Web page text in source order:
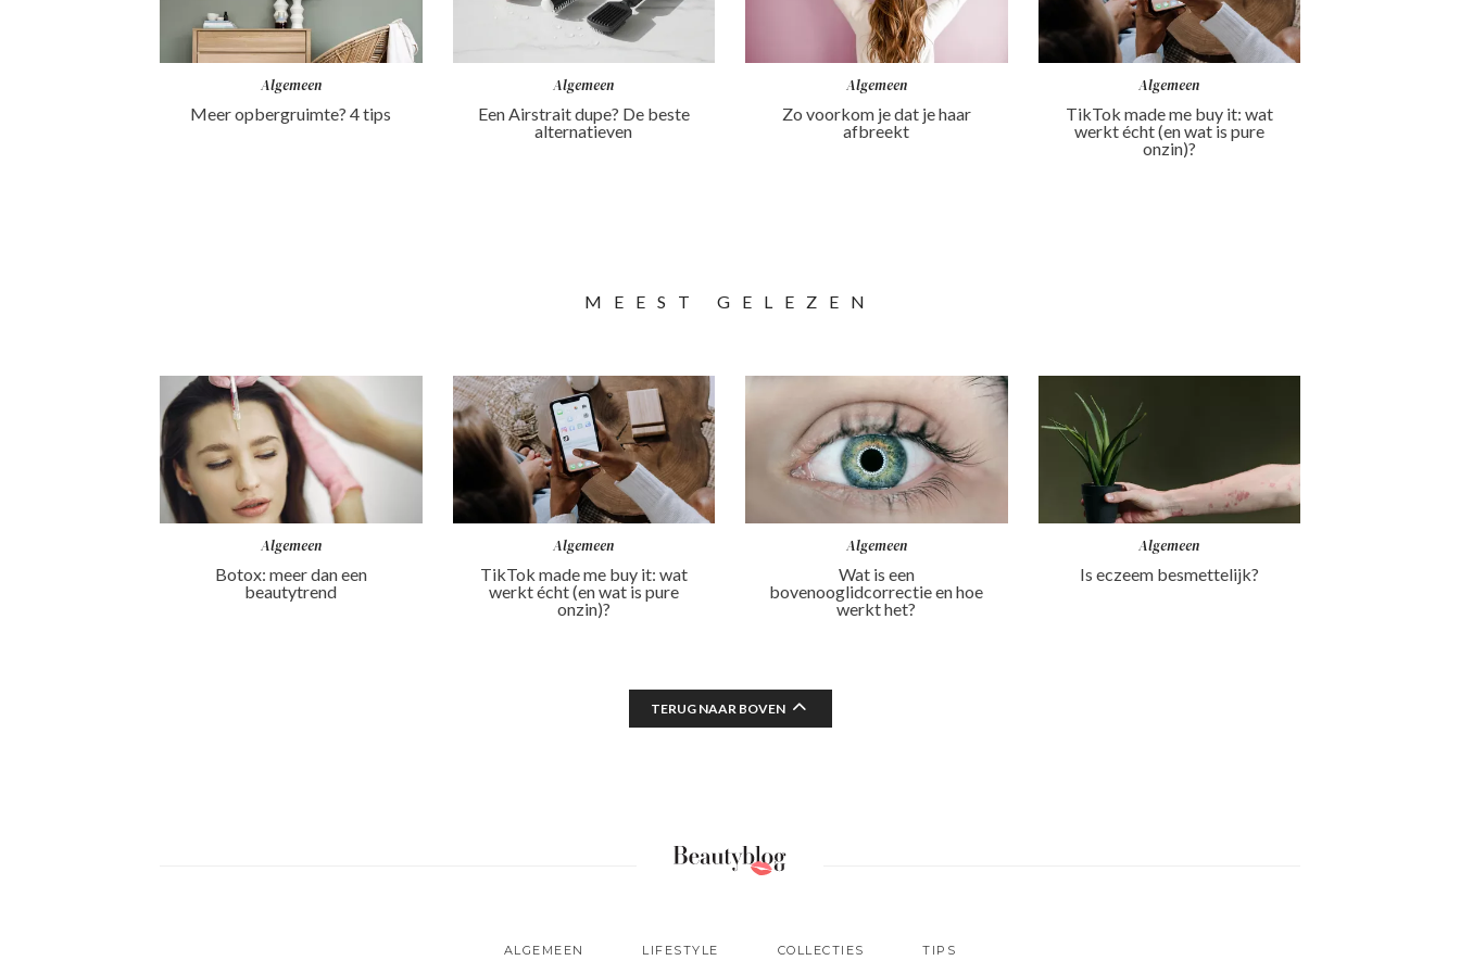
Algemeen
Meer opbergruimte? 4 tips
Algemeen
Een Airstrait dupe? De beste
alternatieven
Algemeen
Zo voorkom je dat je haar
afbreekt
Algemeen
TikTok made me buy it: wat
werkt écht (en wat is pure
onzin)?
MEEST GELEZEN
Algemeen
Botox: meer dan een
beautytrend
Algemeen
TikTok made me buy it: wat
werkt écht (en wat is pure
onzin)?
Algemeen
Wat is een
bovenooglidcorrectie en hoe
werkt het?
Algemeen
Is eczeem besmettelijk?
TERUG NAAR BOVEN
ALGEMEEN LIFESTYLE COLLECTIES TIPS